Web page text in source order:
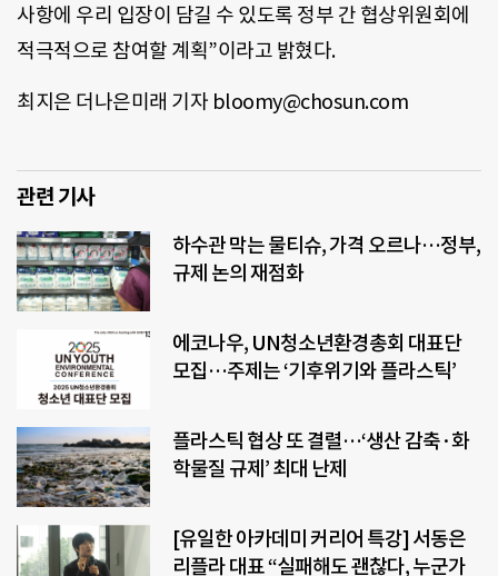
사항에 우리 입장이 담길 수 있도록 정부 간 협상위원회에
적극적으로 참여할 계획”이라고 밝혔다.
최지은 더나은미래 기자 bloomy@chosun.com
관련 기사
하수관 막는 물티슈, 가격 오르나…정부,
규제 논의 재점화
에코나우, UN청소년환경총회 대표단
모집…주제는 ‘기후위기와 플라스틱’
플라스틱 협상 또 결렬…‘생산 감축·화
학물질 규제’ 최대 난제
[유일한 아카데미 커리어 특강] 서동은
리플라 대표 “실패해도 괜찮다, 누군가